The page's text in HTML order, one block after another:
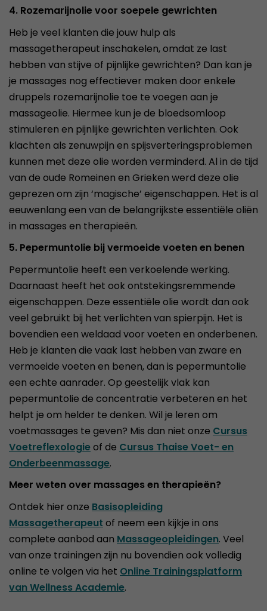
4. Rozemarijnolie voor soepele gewrichten
Heb je veel klanten die jouw hulp als
massagetherapeut inschakelen, omdat ze last
hebben van stijve of pijnlijke gewrichten? Dan kan je
je massages nog effectiever maken door enkele
druppels rozemarijnolie toe te voegen aan je
massageolie. Hiermee kun je de bloedsomloop
stimuleren en pijnlijke gewrichten verlichten. Ook
klachten als zenuwpijn en spijsverteringsproblemen
kunnen met deze olie worden verminderd. Al in de tijd
van de oude Romeinen en Grieken werd deze olie
geprezen om zijn ‘magische’ eigenschappen. Het is al
eeuwenlang een van de belangrijkste essentiële oliën
in massages en therapieën.
5. Pepermuntolie bij vermoeide voeten en benen
Pepermuntolie heeft een verkoelende werking.
Daarnaast heeft het ook ontstekingsremmende
eigenschappen. Deze essentiële olie wordt dan ook
veel gebruikt bij het verlichten van spierpijn. Het is
bovendien een weldaad voor voeten en onderbenen.
Heb je klanten die vaak last hebben van zware en
vermoeide voeten en benen, dan is pepermuntolie
een echte aanrader. Op geestelijk vlak kan
pepermuntolie de concentratie verbeteren en het
helpt je om helder te denken. Wil je leren om
voetmassages te geven? Mis dan niet onze Cursus
Voetreflexologieof de Cursus Thaise Voet- en
Onderbeenmassage.
Meer weten over massages en therapieën?
Ontdek hier onze Basisopleiding
Massagetherapeut of neem een kijkje in ons
complete aanbod aan Massageopleidingen. Veel
van onze trainingen zijn nu bovendien ook volledig
online te volgen via het Online Trainingsplatform
van Wellness Academie.